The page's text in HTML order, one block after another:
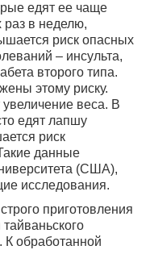
едят ее чаще
раз в неделю,
риск опасных
– инсульта,
второго типа.
этому риску.
веса. В
едят лапшу
риск
данные
(США),
исследования.
приготовления
обработанной